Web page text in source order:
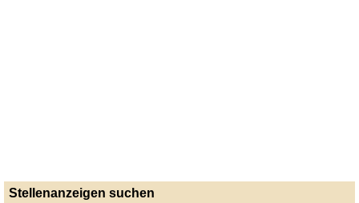
Stellenanzeigen suchen